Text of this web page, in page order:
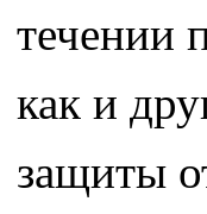
течении
как и
защиты